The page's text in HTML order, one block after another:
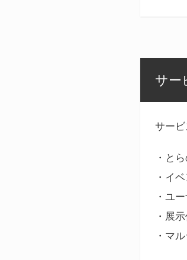
サー
サービ
・と
・イ
・ユ
・展
・マ